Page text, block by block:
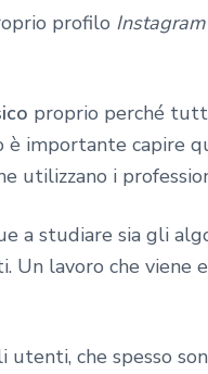
profilo Instagram
proprio perché
importante capire
utilizzano i
a studiare sia gli
lavoro che viene
utenti, che spesso